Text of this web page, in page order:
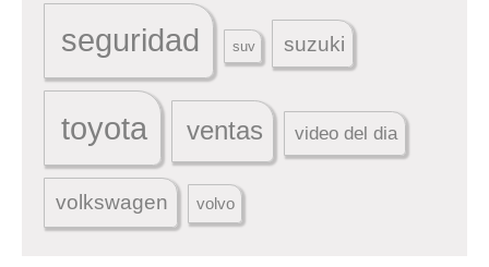
seguridad suv suzuki
toyota ventas video del dia
volkswagen volvo